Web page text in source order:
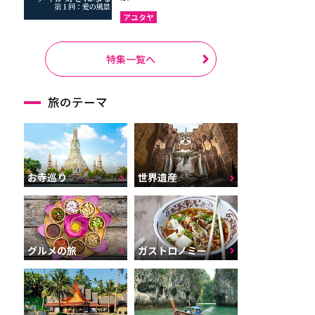
アユタヤ
特集一覧へ
旅のテーマ
お寺巡り 世界遺産
グルメの旅 ガストロノミー